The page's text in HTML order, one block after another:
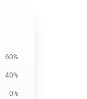
60%
40%
0%